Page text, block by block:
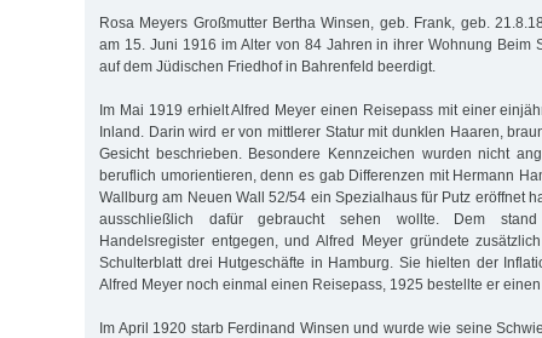
Rosa Meyers Großmutter Bertha Winsen, geb. Frank, geb.
am 15. Juni 1916 im Alter von 84 Jahren in ihrer Wohnung Beim
auf dem Jüdischen Friedhof in Bahrenfeld beerdigt.
Im Mai 1919 erhielt Alfred Meyer einen Reisepass mit einer
Inland. Darin wird er von mittlerer Statur mit dunklen Haaren,
Gesicht beschrieben. Besondere Kennzeichen wurden nicht
beruflich umorientieren, denn es gab Differenzen mit Hermann
Wallburg am Neuen Wall 52/54 ein Spezialhaus für Putz eröffnet
ausschließlich dafür gebraucht sehen wollte. Dem
Handelsregister entgegen, und Alfred Meyer gründete
Schulterblatt drei Hutgeschäfte in Hamburg. Sie hielten der
Alfred Meyer noch einmal einen Reisepass, 1925 bestellte er
Im April 1920 starb Ferdinand Winsen und wurde wie seine